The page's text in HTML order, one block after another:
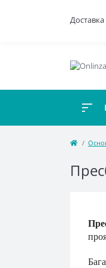
Доставка